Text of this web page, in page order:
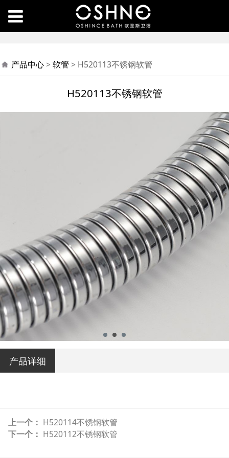
H520113不锈钢软管
产品中心> 软管 > H520113不锈钢软管
H520113不锈钢软管
产品详细
上一个： H520114不锈钢软管
下一个： H520112不锈钢软管